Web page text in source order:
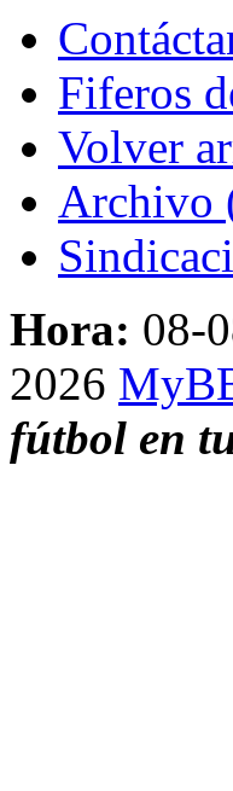
Fiferos
Volver
Archivo
Hora: 08-
2026
fútbol en